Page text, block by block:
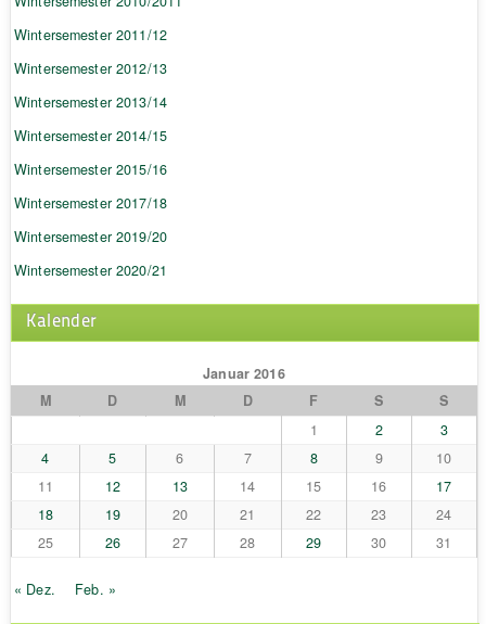
Wintersemester 2011/12
Wintersemester 2012/13
Wintersemester 2013/14
Wintersemester 2014/15
Wintersemester 2015/16
Wintersemester 2017/18
Wintersemester 2019/20
Wintersemester 2020/21
Kalender
Januar 2016
M
D M D F S
S
1
2
3
4
5 6 7 8 9
10
11
12 13 14 15 16
17
18
19 20 21 22 23
24
25
26 27 28 29 30 31
« Dez. Feb. »